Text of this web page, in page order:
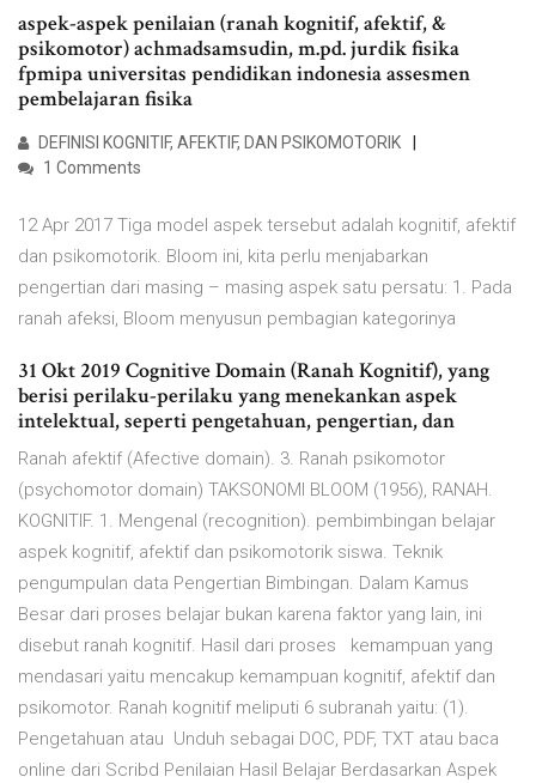
aspek-aspek penilaian (ranah kognitif, afektif, &
psikomotor) achmadsamsudin, m.pd. jurdik fisika
fpmipa universitas pendidikan indonesia assesmen
pembelajaran fisika
DEFINISI KOGNITIF, AFEKTIF, DAN PSIKOMOTORIK
1 Comments
12 Apr 2017 Tiga model aspek tersebut adalah kognitif, afektif
dan psikomotorik. Bloom ini, kita perlu menjabarkan
pengertian dari masing – masing aspek satu persatu: 1. Pada
ranah afeksi, Bloom menyusun pembagian kategorinya
31 Okt 2019 Cognitive Domain (Ranah Kognitif), yang
berisi perilaku-perilaku yang menekankan aspek
intelektual, seperti pengetahuan, pengertian, dan
Ranah afektif (Afective domain). 3. Ranah psikomotor
(psychomotor domain) TAKSONOMI BLOOM (1956), RANAH.
KOGNITIF. 1. Mengenal (recognition). pembimbingan belajar
aspek kognitif, afektif dan psikomotorik siswa. Teknik
pengumpulan data Pengertian Bimbingan. Dalam Kamus
Besar dari proses belajar bukan karena faktor yang lain, ini
disebut ranah kognitif. Hasil dari proses kemampuan yang
mendasari yaitu mencakup kemampuan kognitif, afektif dan
psikomotor. Ranah kognitif meliputi 6 subranah yaitu: (1).
Pengetahuan atau Unduh sebagai DOC, PDF, TXT atau baca
online dari Scribd Penilaian Hasil Belajar Berdasarkan Aspek